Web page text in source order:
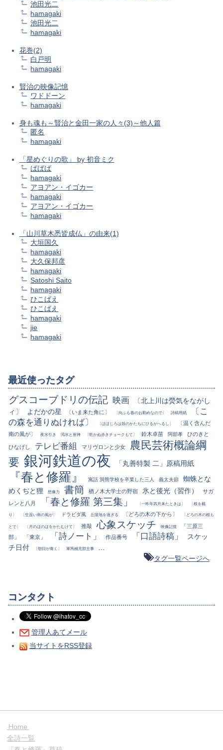
池田光二
hamagaki
池田光二
hamagaki
花巻(2)
白戸明
hamagaki
賢治の映像記憶
ワドドーン
hamagaki
身も魂も～賢治と金田一家の人々(3)～他人篇
匿名
hamagaki
「星めぐりの歌」 by 初音ミク
ばばば
hamagaki
アヨアン・イゴカー
hamagaki
アヨアン・イゴカー
hamagaki
「山川草木悉皆成仏」の由来(1)
大垣国久
hamagaki
大久保邦彦
hamagaki
Satoshi Saito
hamagaki
ひこばえ
ひこばえ
hamagaki
jie
hamagaki
最近使ったタグ
グスコーブドリの伝記 映画
〔北上川は熒気をながし
ィ〕
よだかの星 〔いま来た角に〕 〔向ふも春のお勤めなので〕 詩稿用紙
〔こ
の森を通りぬければ〕
〔ほほじろは鼓のかたちにひるがへるし〕
〔温く含んだ
南の風が〕
夜水引き 渇水と座禅 〔乾かぬ赤きチョークもて〕 鈴木卓苗 阿部孝 ひのきと
ひなげし テレビ番組 マリヴロンと少女
農民芸術概論綱
要 銀河鉄道の夜 「丸善特製 二」原稿用紙
『春と修羅』 寓話 洞熊学校を卒業した三人 義太夫節
蜘蛛とな
めくぢと狸
想像力 書簡 楢ノ木大学士の野宿 氷と後光（習作）
サガ
レンと八月
「春と修羅 第三集」 〔一昨年四月来たときは〕 〔根を截
り〕 〔生温い南の風が〕 ドラビダ風 丘陵地を過ぎる 〔どろの木の下から〕 〔どろの木の根も
とで〕 〔月のほのほをかたむけて〕 推敲 心象スケッチ 映像記憶
「三原三
部」
「東京」 「詩ノート」 作品番号 「口語詩稿」
スケッ
チ日付
〔朝日が青く〕 軍馬補充部主事
...
タグ一覧ページへ
コンタクト
管理人あてメール
当サイトをRSS登録
Home
全詩一覧